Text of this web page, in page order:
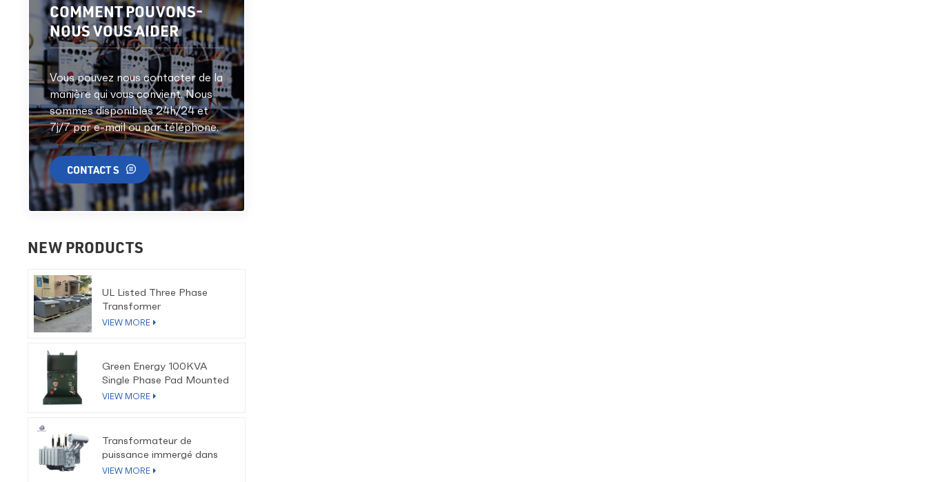
COMMENT POUVONS-
NOUS VOUS AIDER
Vous pouvez nous contacter de la
manière qui vous convient. Nous
sommes disponibles 24h/24 et
7j/7 par e-mail ou par téléphone.
CONTACT S
NEW PRODUCTS
UL Listed Three Phase
Transformer
VIEW MORE
Green Energy 100KVA
Single Phase Pad Mounted
Transformer
VIEW MORE
Transformateur de
puissance immergé dans
l'huile 110kV-220kV
VIEW MORE